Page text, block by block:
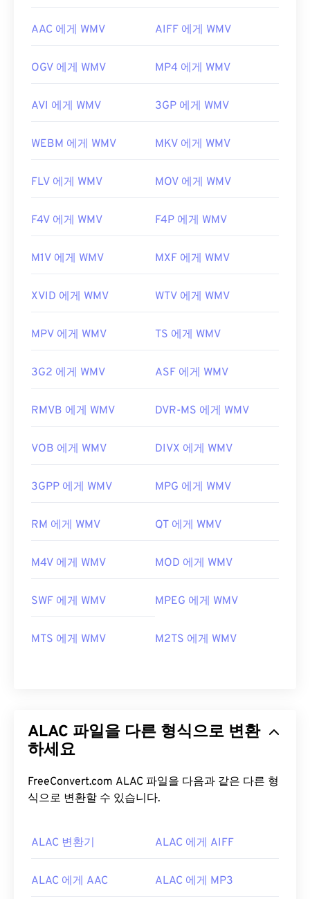
AAC 에게 WMV AIFF 에게 WMV
OGV 에게 WMV MP4 에게 WMV
AVI 에게 WMV 3GP 에게 WMV
WEBM 에게 WMV MKV 에게 WMV
FLV 에게 WMV MOV 에게 WMV
F4V 에게 WMV F4P 에게 WMV
M1V 에게 WMV MXF 에게 WMV
XVID 에게 WMV WTV 에게 WMV
MPV 에게 WMV TS 에게 WMV
3G2 에게 WMV ASF 에게 WMV
RMVB 에게 WMV DVR-MS 에게 WMV
VOB 에게 WMV DIVX 에게 WMV
3GPP 에게 WMV MPG 에게 WMV
RM 에게 WMV QT 에게 WMV
M4V 에게 WMV MOD 에게 WMV
SWF 에게 WMV MPEG 에게 WMV
MTS 에게 WMV M2TS 에게 WMV
ALAC 파일을 다른 형식으로 변환
하세요
FreeConvert.com ALAC 파일을 다음과 같은 다른 형
식으로 변환할 수 있습니다.
ALAC 변환기 ALAC 에게 AIFF
ALAC 에게 AAC ALAC 에게 MP3